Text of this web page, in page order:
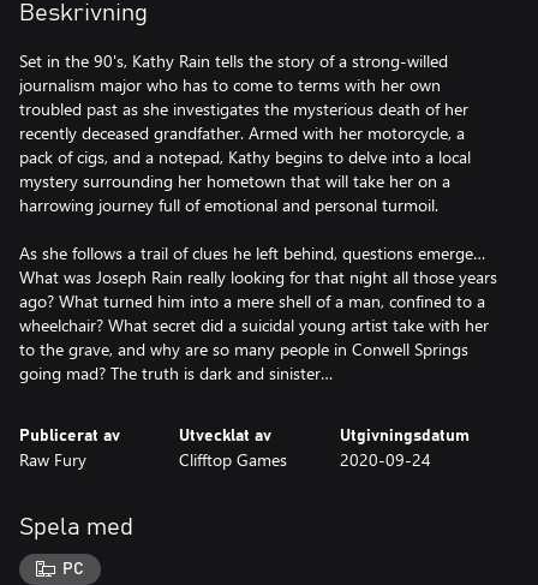
Beskrivning
Set in the 90's, Kathy Rain tells the story of a strong-willed
journalism major who has to come to terms with her own
troubled past as she investigates the mysterious death of her
recently deceased grandfather. Armed with her motorcycle, a
pack of cigs, and a notepad, Kathy begins to delve into a local
mystery surrounding her hometown that will take her on a
harrowing journey full of emotional and personal turmoil.
As she follows a trail of clues he left behind, questions emerge…
What was Joseph Rain really looking for that night all those years
ago? What turned him into a mere shell of a man, confined to a
wheelchair? What secret did a suicidal young artist take with her
to the grave, and why are so many people in Conwell Springs
going mad? The truth is dark and sinister…
Publicerat av
Raw Fury
Utvecklat av
Clifftop Games
Utgivningsdatum
2020-09-24
Spela med
PC